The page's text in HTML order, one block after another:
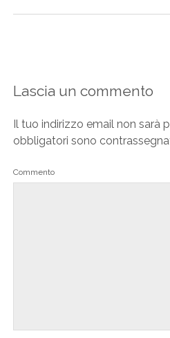
Lascia un commento
Il tuo indirizzo email non sarà
obbligatori sono
Commento